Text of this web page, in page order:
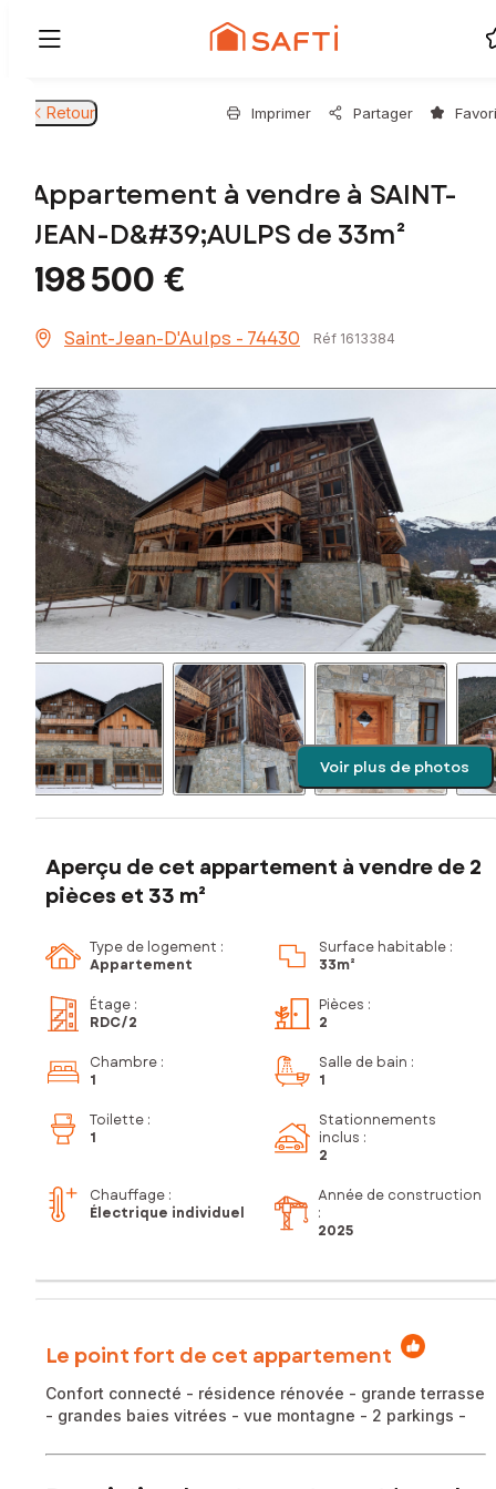
Retour Imprimer Partager
Appartement à vendre à SAINT-
JEAN-D&#39;AULPS de 33m²
198 500 €
Saint-Jean-D'Aulps - 74430 Réf 1613384
Voir plus de photos
Aperçu de cet appartement à vendre de 2
pièces et 33 m²
Type de logement :
Appartement
Surface habitable :
33m²
Étage :
RDC/2
Pièces :
2
Chambre :
1
Salle de bain :
1
Toilette :
1
Stationnements
inclus :
2
Chauffage :
Électrique individuel
Année de construction
:
2025
Le point fort de cet appartement
Confort connecté - résidence rénovée - grande terrasse
- grandes baies vitrées - vue montagne - 2 parkings -